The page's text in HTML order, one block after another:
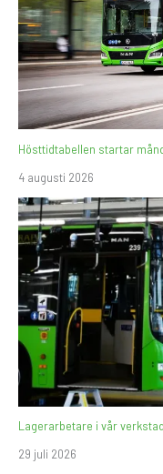
Hösttidtabellen startar
4 augusti 2026
Lagerarbetare i vår verkstad
29 juli 2026